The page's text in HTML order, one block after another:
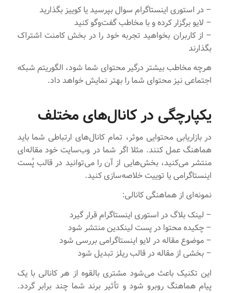
– در استوری اینستاگرام سوال بپرسید یا کوییز بگذارید
– لایو برگزار کرده و با مخاطب گفت‌وگو کنید
– از کاربران بخواهید تجربه خود را در بخش کامنت اشتراک
بگذارند
هرچه مخاطب بیشتر درگیر محتوای شما شود، الگوریتم شبکه
اجتماعی نیز محتوای شما را بهتر نمایش خواهد داد.
یکپارچگی در کانال‌های مختلف
در بازاریابی محتوایی موثر، تمام کانال‌های ارتباطی شما باید
هماهنگ عمل کنند. مثلا اگر شما در وب‌سایت خود مقاله‌ای
منتشر می‌کنید، بخش‌هایی از آن را می‌توانید در قالب پُست
اینستاگرامی یا توییت خلاصه‌سازی کنید.
نمونه‌ای از هماهنگی کانالی:
– لینک بلاگ در استوری اینستاگرام قرار گیرد
– چکیده محتوا در پست لینکدین منتشر شود
– موضوع مقاله در لایو اینستاگرامی بررسی شود
– بخشی از مقاله در قالب ریلز تبدیل شود
این تکنیک باعث می‌شود مشتری بالقوه از هر کانالی با یک
پیام هماهنگ روبرو شود و تأثیر برند شما چند برابر گردد.